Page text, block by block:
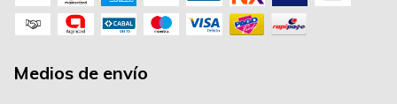
Medios de envío